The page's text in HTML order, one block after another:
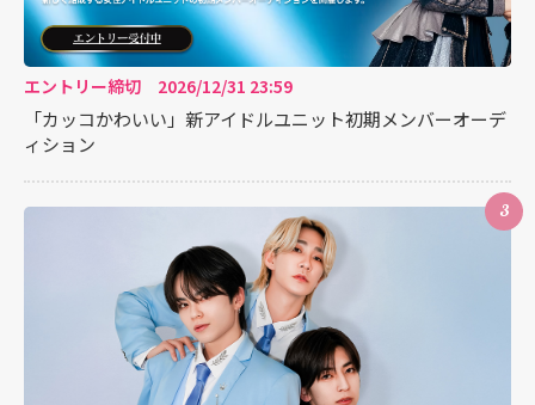
エントリー締切 2026/12/31 23:59
「カッコかわいい」新アイドルユニット初期メンバーオーデ
ィション
3